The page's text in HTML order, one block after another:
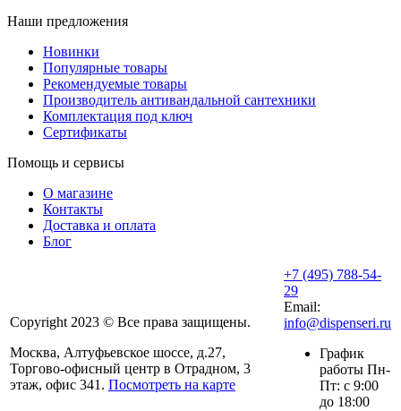
Наши предложения
Новинки
Популярные товары
Рекомендуемые товары
Производитель антивандальной сантехники
Комплектация под ключ
Сертификаты
Помощь и сервисы
О магазине
Контакты
Доставка и оплата
Блог
Copyright 2023 © Все права защищены.
Москва, Алтуфьевское шоссе, д.27,
Торгово-офисный центр в Отрадном, 3
этаж, офис 341. Посмотреть на карте
+7 (495) 788-54-
29
Email:
info@dispenseri.ru
График
работы Пн-
Пт: с 9:00
до 18:00